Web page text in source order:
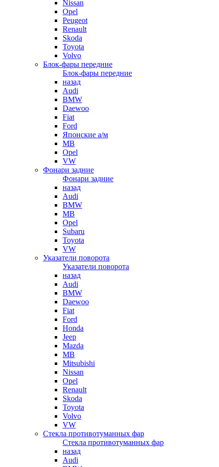
Nissan
Opel
Peugeot
Renault
Skoda
Toyota
Volvo
Блок-фары передние
Блок-фары передние
назад
Audi
BMW
Daewoo
Fiat
Ford
Японские а/м
MB
Opel
VW
Фонари задние
Фонари задние
назад
Audi
BMW
MB
Opel
Subaru
Toyota
VW
Указатели поворота
Указатели поворота
назад
Audi
BMW
Daewoo
Fiat
Ford
Honda
Jeep
Mazda
MB
Mitsubishi
Nissan
Opel
Renault
Skoda
Toyota
Volvo
VW
Стекла противотуманных фар
Стекла противотуманных фар
назад
Audi